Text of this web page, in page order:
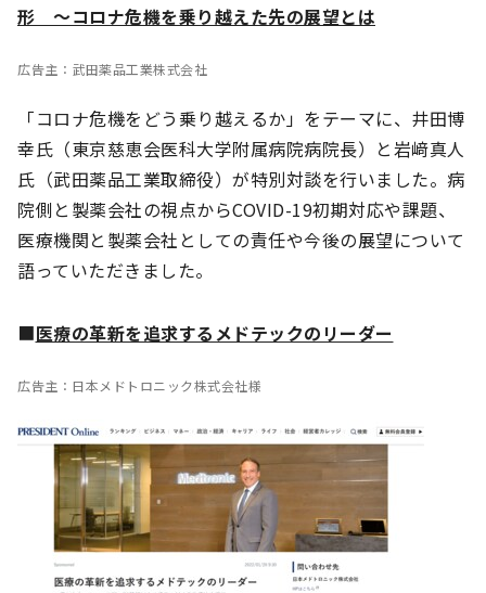
形 ～コロナ危機を乗り越えた先の展望とは
広告主：武田薬品工業株式会社
「コロナ危機をどう乗り越えるか」をテーマに、井田博
幸氏（東京慈恵会医科大学附属病院病院長）と岩﨑真人
氏（武田薬品工業取締役）が特別対談を行いました。病
院側と製薬会社の視点からCOVID-19初期対応や課題、
医療機関と製薬会社としての責任や今後の展望について
語っていただきました。
■医療の革新を追求するメドテックのリーダー
広告主：日本メドトロニック株式会社様